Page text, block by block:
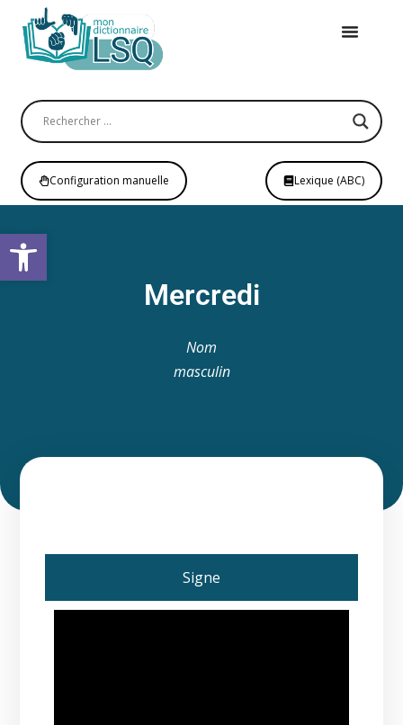
Open toolbar
Configuration manuelle Lexique (ABC)
Mercredi
Nom
masculin
Signe